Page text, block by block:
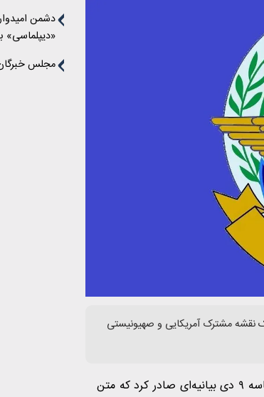
نقشه مشترک آمریکایی و صهیونیستی
به گزارش دیدگاه امروز، ستادکل نیروهای مسلح به‌مناسبت گرامیداشت حماسه ۹ دی بیانیه‌ای صادر کرد که متن
دشمن
«دیپلماسی»
مجلس